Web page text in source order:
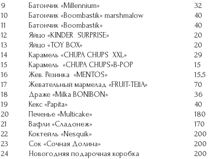
9
Батончик «Millennium»
32
10
Батончик «Boombastik» marshmalow
40
11
Батончик «Boombastik»
40
12
Яйцо «KINDER SURPRISE»
20
13
Яйцо «TOY BOX»
20
14
Карамель «CHUPA CHUPS XXL»
29
15
Карамель «CHUPA CHUPS»B-POP
15
16
Жев. Резинка «МЕNTOS»
15,5
17
Жевательный мармелад «FRUIT-TEllA»
70
18
Драже «Milka BONIBON»
36
19
Кекс «Papita»
40
20
Печенье «Multicake»
180
21
Вафли «Сладонеж»
170
22
Коктейль «Nesquik»
200
23
Сок «Сочная Долина»
200
24
Новогодняя подарочная коробка
200